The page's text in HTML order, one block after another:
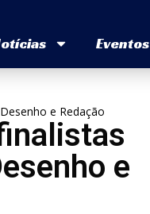
Eventos
e Redação
e